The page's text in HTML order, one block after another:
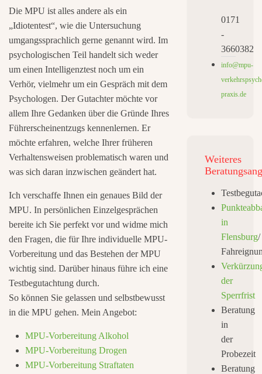
Die MPU ist alles andere als ein
„Idiotentest“, wie die Untersuchung
umgangssprachlich gerne genannt wird. Im
psychologischen Teil handelt sich weder
um einen Intelligenztest noch um ein
Verhör, vielmehr um ein Gespräch mit dem
Psychologen. Der Gutachter möchte vor
allem Ihre Gedanken über die Gründe Ihres
Führerscheinentzugs kennenlernen. Er
möchte erfahren, welche Ihrer früheren
Verhaltensweisen problematisch waren und
was sich daran inzwischen geändert hat.
Ich verschaffe Ihnen ein genaues Bild der
MPU. In persönlichen Einzelgesprächen
bereite ich Sie perfekt vor und widme mich
den Fragen, die für Ihre individuelle MPU-
Vorbereitung und das Bestehen der MPU
wichtig sind. Darüber hinaus führe ich eine
Testbegutachtung durch.
So können Sie gelassen und selbstbewusst
in die MPU gehen. Mein Angebot:
MPU-Vorbereitung Alkohol
MPU-Vorbereitung Drogen
MPU-Vorbereitung Straftaten
0171
-
3660382
info@mpu-
praxis.de
Weiteres
in
Flensburg/
der
Sperrfrist
Beratung
in
der
Probezeit
Beratung